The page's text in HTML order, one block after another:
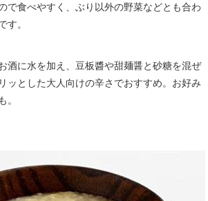
で食べやすく、ぶり以外の野菜などとも合わ
す。
酒に水を加え、豆板醬や甜麺醤と砂糖を混ぜ
ッとした大人向けの辛さでおすすめ。お好み
。